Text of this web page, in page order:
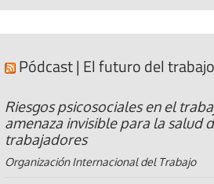
Pódcast | El futuro del trabajo
Riesgos psicosociales en el
amenaza invisible para la salud
trabajadores
Organización Internacional del Trabajo